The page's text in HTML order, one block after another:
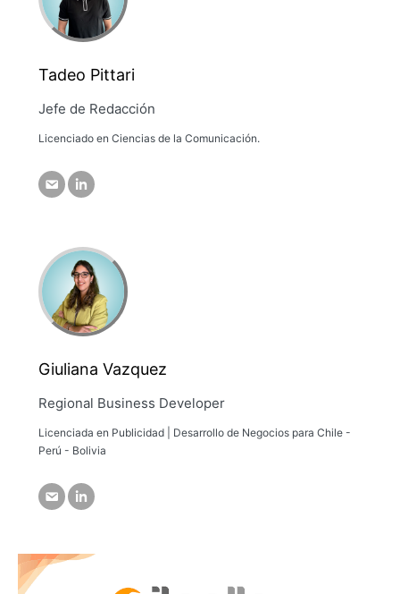
Tadeo Pittari
Jefe de Redacción
Licenciado en Ciencias de la Comunicación.
Giuliana Vazquez
Regional Business Developer
Licenciada en Publicidad | Desarrollo de Negocios para Chile -
Perú - Bolivia